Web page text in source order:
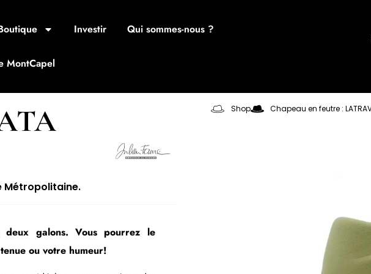
Investir Qui sommes-nous ?
MontCapel
Métropolitaine.
galons. Vous pourrez le
ou votre humeur!
Shop Chapeau en feutre :